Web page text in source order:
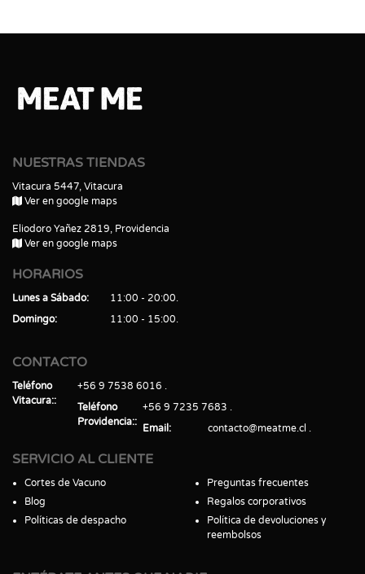
NUESTRAS TIENDAS
Vitacura 5447, Vitacura
Ver en google maps
Eliodoro Yañez 2819, Providencia
Ver en google maps
HORARIOS
Lunes a Sábado
11:00 - 20:00
Domingo
11:00 - 15:00
CONTACTO
Teléfono
Vitacura:
+56 9 7538 6016
Teléfono
Providencia:
+56 9 7235 7683
Email
contacto@meatme.cl
SERVICIO AL CLIENTE
Cortes de Vacuno
Blog
Políticas de despacho
Preguntas frecuentes
Regalos corporativos
Política de devoluciones y
reembolsos